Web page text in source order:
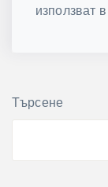
използват
Търсене